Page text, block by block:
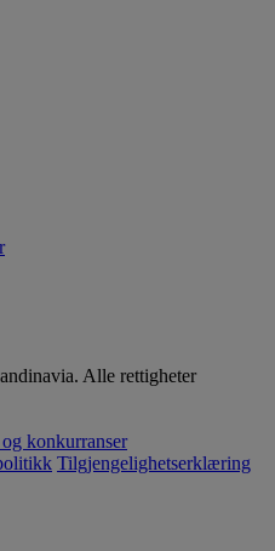
Alle rettigheter
konkurranser
Tilgjengelighetserklæring